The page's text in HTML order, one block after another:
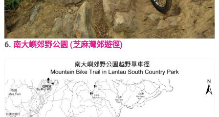
6. 南大嶼郊野公園 (芝麻灣郊遊徑)